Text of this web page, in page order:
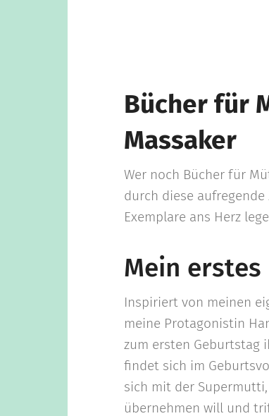
Bücher für
Massaker
Wer noch Bücher für
durch diese aufregende
Exemplare ans Herz
Mein erstes
Inspiriert von meinen
meine Protagonistin
zum ersten Geburtstag
findet sich im
sich mit der
übernehmen will und